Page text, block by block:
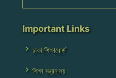
Important Links
ঢাকা শিক্ষাবোর্ড
শিক্ষা মন্ত্রনালয়